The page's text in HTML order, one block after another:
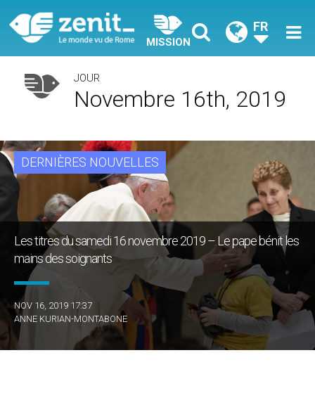
MISSION
FR
JOUR
Novembre 16th, 2019
DERNIÈRES NOUVELLES
Les titres du samedi 16 novembre 2019 – Le pape bénit les
mains des soignants
NOV 16, 2019 17:37
ANNE KURIAN-MONTABONE